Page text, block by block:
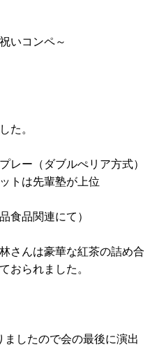
いコンペ～
た。
ー（ダブルぺリア方式）
は先輩塾が上位
食品関連にて）
さんは豪華な紅茶の詰め合
おられました。
したので会の最後に演出